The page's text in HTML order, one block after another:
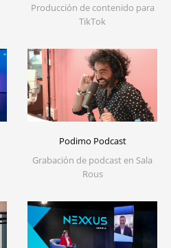
Producción de contenido para
TikTok
Podimo Podcast
Grabación de podcast en Sala
Rous